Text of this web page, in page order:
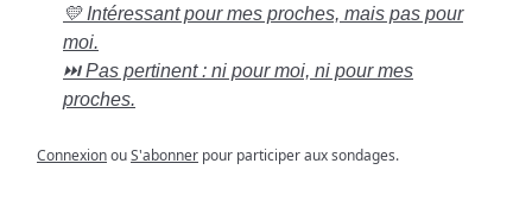
💛 Intéressant pour mes proches, mais pas pour
moi.
⏭️ Pas pertinent : ni pour moi, ni pour mes
proches.
ConnexionouS'abonner pour participer aux sondages.